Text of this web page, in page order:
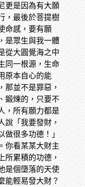
更是因為有大願
，最後於菩提樹
命感，要有願
是眾生與我一體
從大圓覺海之中
同一根源，生命
原本自心的能
那並不是罪惡，
鍛煉的，只要不
，所有願力都是
說「我要發財，
做很多功德！」
你看某某大財主
所累積的功德，
是個墮落的天使
能輕易發大財？